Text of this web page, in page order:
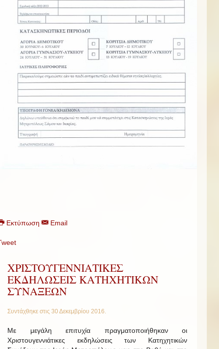
Εκτύπωση Email
ΧΡΙΣΤΟΥΓΕΝΝΙΑΤΙΚΕΣ
ΕΚΔΗΛΩΣΕΙΣ ΚΑΤΗΧΗΤΙΚΩΝ
ΣΥΝΑΞΕΩΝ
Συντάχθηκε στις 30 Δεκεμβρίου 2016.
Με μεγάλη επιτυχία πραγματοποιήθηκαν οι
Χριστουγεννιάτικες εκδηλώσεις των Κατηχητικών